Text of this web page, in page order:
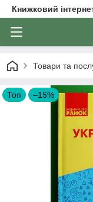
Книжковий
Товари та
Топ –15%